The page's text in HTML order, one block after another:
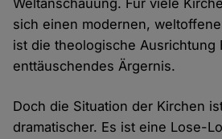
Weltanschauung. Für viele
sich einen modernen,
ist die theologische Ausrichtung
enttäuschendes Ärgernis.
Doch die Situation der Kirchen
dramatischer. Es ist eine Lose-